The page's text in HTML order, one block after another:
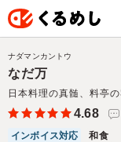
なだ万
日本料理の真髄、料亭
ナダマンカントウ
4.68
インボイス対応
和食